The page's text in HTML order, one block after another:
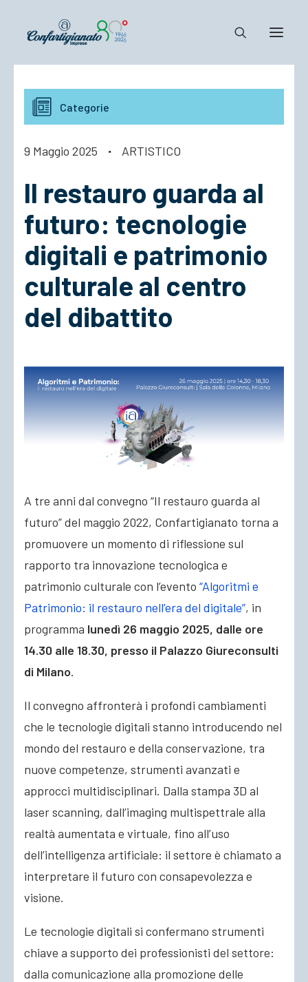
Notizie e Documenti
Confartigianato
Cosa Facciamo
Categorie
9 Maggio 2025 · ARTISTICO
Il restauro guarda al
futuro: tecnologie
digitali e patrimonio
culturale al centro
del dibattito
A tre anni dal convegno “Il restauro guarda al
futuro” del maggio 2022, Confartigianato torna a
promuovere un momento di riflessione sul
rapporto tra innovazione tecnologica e
patrimonio culturale con l’evento “Algoritmi e
Patrimonio: il restauro nell’era del digitale”, in
programma lunedì 26 maggio 2025, dalle ore
14.30 alle 18.30, presso il Palazzo Giureconsulti
di Milano.
Il convegno affronterà i profondi cambiamenti
che le tecnologie digitali stanno introducendo nel
mondo del restauro e della conservazione, tra
nuove competenze, strumenti avanzati e
approcci multidisciplinari. Dalla stampa 3D al
laser scanning, dall’imaging multispettrale alla
realtà aumentata e virtuale, fino all’uso
dell’intelligenza artificiale: il settore è chiamato a
interpretare il futuro con consapevolezza e
visione.
Le tecnologie digitali si confermano strumenti
chiave a supporto dei professionisti del settore:
dalla comunicazione alla promozione delle